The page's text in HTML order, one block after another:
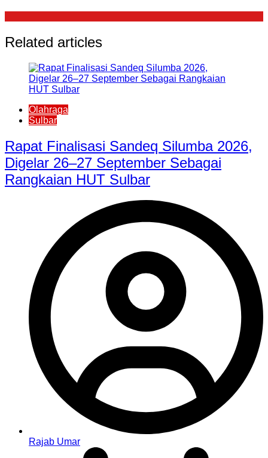
Related articles
Olahraga
Sulbar
Rapat Finalisasi Sandeq Silumba 2026,
Digelar 26–27 September Sebagai
Rangkaian HUT Sulbar
Rajab Umar